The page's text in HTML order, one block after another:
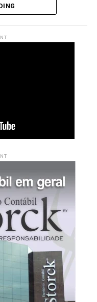
juventude,
nas categorias de
além de
para a família.